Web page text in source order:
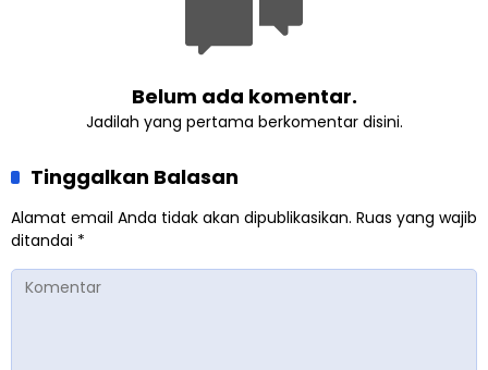
Belum ada komentar.
Jadilah yang pertama berkomentar disini.
Tinggalkan Balasan
Alamat email Anda tidak akan dipublikasikan. Ruas yang wajib
ditandai *